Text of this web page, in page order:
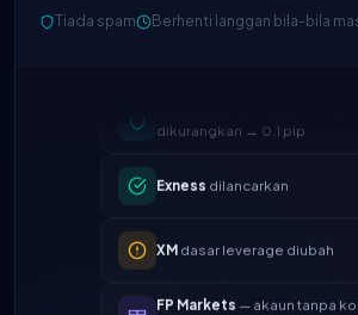
Tiada spam Berhenti langgan bila-bila
Exness dilancarkan
FP Markets — akaun tanpa